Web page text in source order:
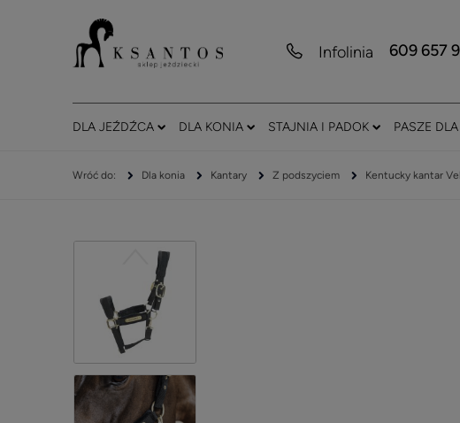
Infolinia 609 657
DLA JEŹDŹCA DLA KONIA STAJNIA I PADOK PASZE
Dla konia Kantary Z podszyciem Kentucky kantar